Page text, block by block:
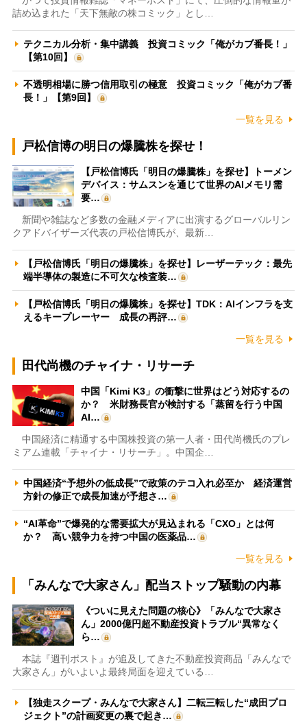
詰め込まれた「天下無敵の株コミック」とし…
テクニカル分析・集中講義 投資コミック「俺がカブ番長！」
【第10回】
不透明相場に勝つ信用取引の極意 投資コミック「俺がカブ番
長！」【第9回】
一覧を見る
戸松信博の明日の爆騰株を探せ！
【戸松信博氏「明日の爆騰株」を探せ】トーメン
デバイス：サムスンを通じて世界のAIメモリ需
要…
新聞や雑誌など多数の金融メディアに出演するグローバルリン
クアドバイザーズ代表の戸松信博氏が、最新…
【戸松信博氏「明日の爆騰株」を探せ】レーザーテック：最先
端半導体の製造に不可欠な検査装…
【戸松信博氏「明日の爆騰株」を探せ】TDK：AIインフラを支
えるキープレーヤー 成長の再評…
一覧を見る
田代尚機のチャイナ・リサーチ
中国「Kimi K3」の衝撃に世界はどう対応するの
か？ 米財務長官が検討する「蒸留を行う中国
AI…
中国経済に精通する中国株投資の第一人者・田代尚機氏のプレ
ミアム連載「チャイナ・リサーチ」。中国企…
中国経済“予想外の低成長”で政策のテコ入れ必至か 経済運営
方針の修正で成長加速が予想さ…
“AI革命”で爆発的な需要拡大が見込まれる「CXO」とは何
か？ 高い競争力を持つ中国の医薬品…
一覧を見る
「みんなで大家さん」配当ストップ騒動の内幕
《ついに見えた問題の核心》「みんなで大家さ
ん」2000億円超不動産投資トラブル“異常なく
ら…
本誌『週刊ポスト』が追及してきた不動産投資商品「みんなで
大家さん」がいよいよ最終局面を迎えている…
【独走スクープ・みんなで大家さん】二転三転した“成田プロ
ジェクト”の計画変更の裏で起き…